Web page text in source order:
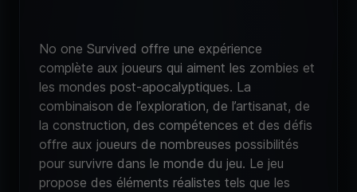
No one Survived offre une expérience
complète aux joueurs qui aiment les zombies et
les mondes post-apocalyptiques. La
combinaison de l’exploration, de l’artisanat, de
la construction, des compétences et des défis
offre aux joueurs de nombreuses possibilités
pour survivre dans le monde du jeu. Le jeu
propose des éléments réalistes tels que les